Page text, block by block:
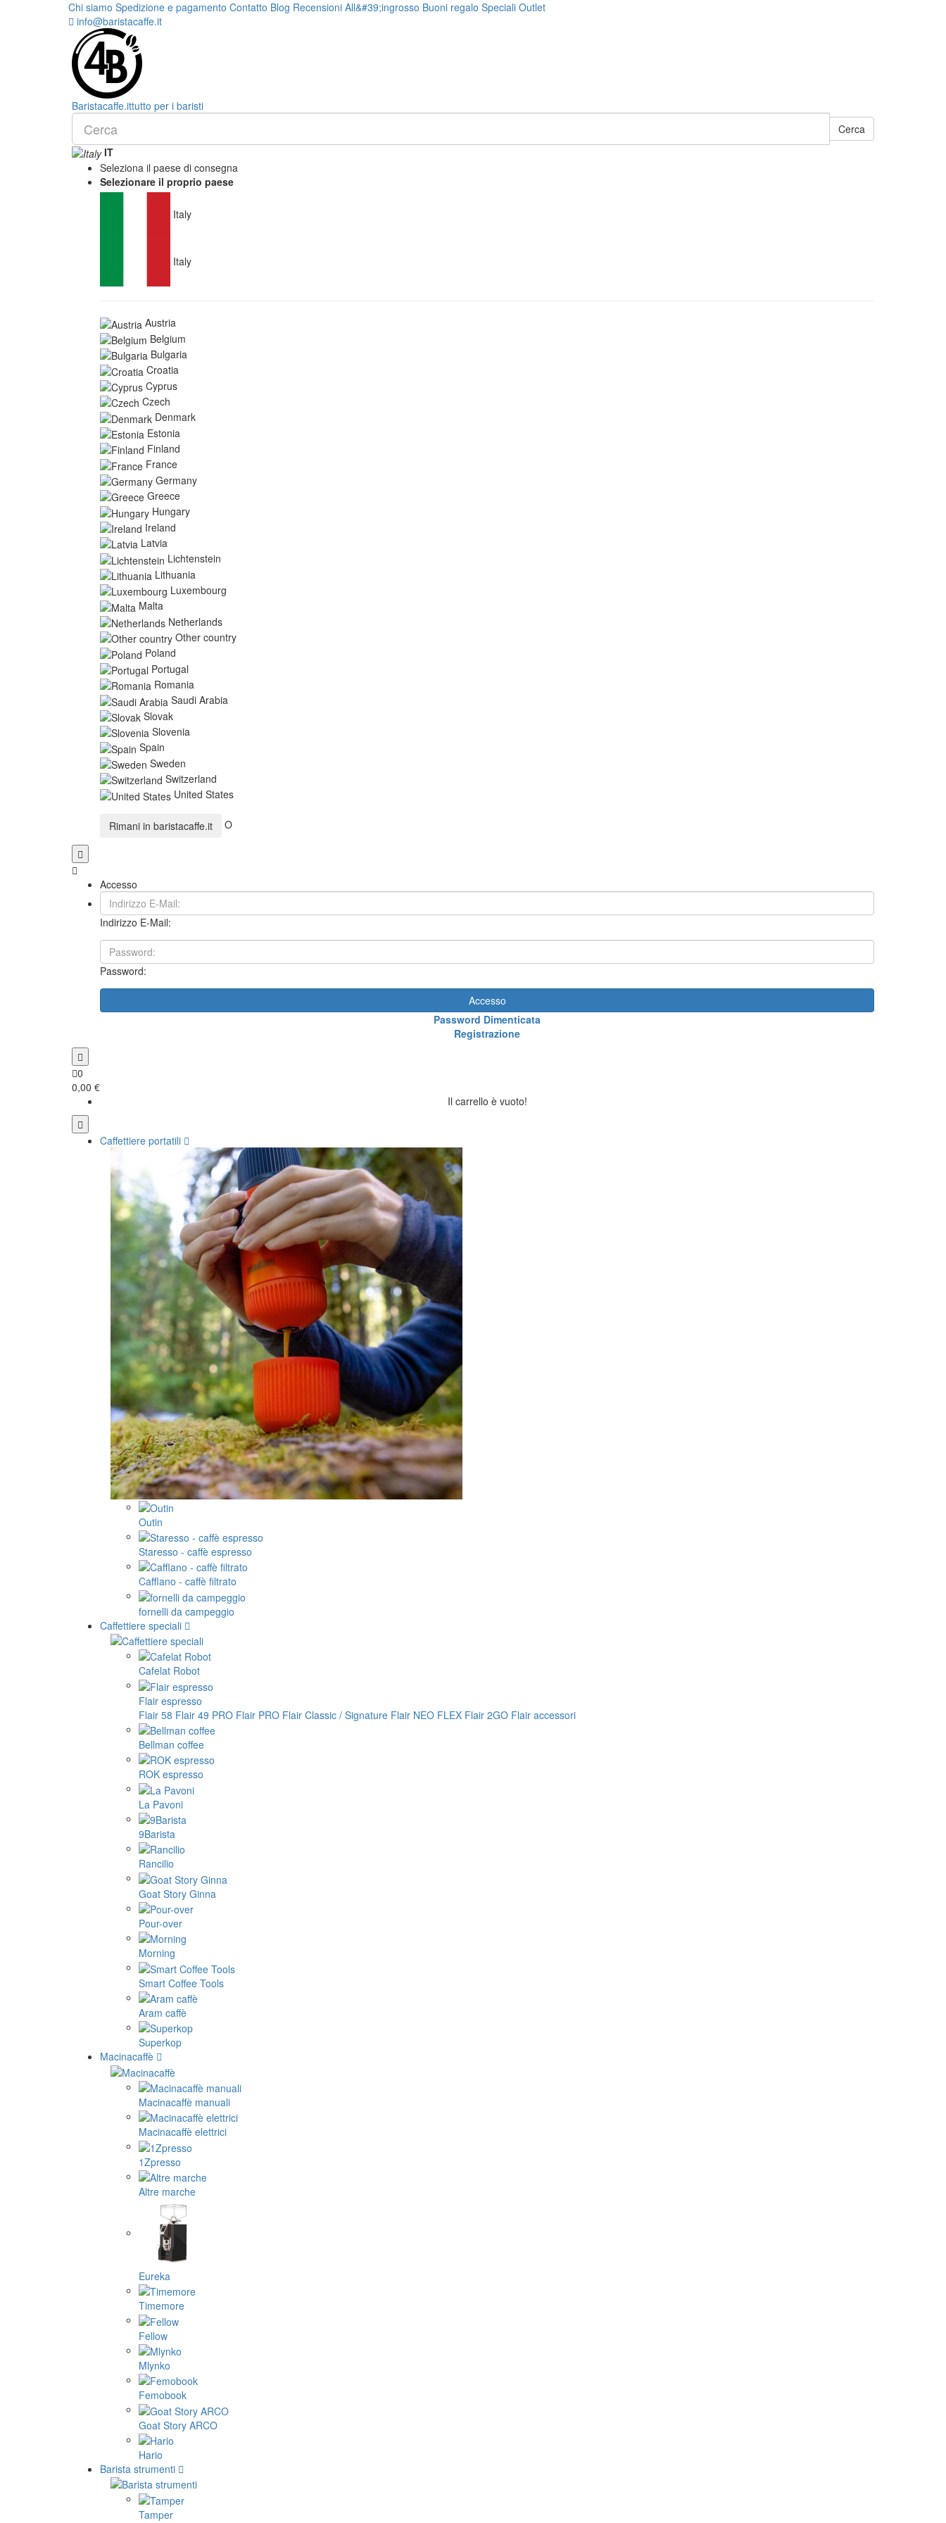
Chi siamo Spedizione e pagamento Contatto Blog Recensioni All&#39;ingrosso Buoni regalo Speciali Outlet
info@baristacaffe.it
Baristacaffe.ittutto per i baristi
Cerca
IT
Seleziona il paese di consegna
Selezionare il proprio paese
Italy
Italy
Austria
Belgium
Bulgaria
Croatia
Cyprus
Czech
Denmark
Estonia
Finland
France
Germany
Greece
Hungary
Ireland
Latvia
Lichtenstein
Lithuania
Luxembourg
Malta
Netherlands
Other country
Poland
Portugal
Romania
Saudi Arabia
Slovak
Slovenia
Spain
Sweden
Switzerland
United States
Rimani in baristacaffe.it O
Accesso
Indirizzo E-Mail:
Password:
Accesso
Password Dimenticata
Registrazione
0
0,00 €
Il carrello è vuoto!
Caffettiere portatili
Outin
Staresso - caffè espresso
Cafflano - caffè filtrato
fornelli da campeggio
Caffettiere speciali
Cafelat Robot
Flair espresso
Flair 58 Flair 49 PRO Flair PRO Flair Classic / Signature Flair NEO FLEX Flair 2GO Flair accessori
Bellman coffee
ROK espresso
La Pavoni
9Barista
Rancilio
Goat Story Ginna
Pour-over
Morning
Smart Coffee Tools
Aram caffè
Superkop
Macinacaffè
Macinacaffè manuali
Macinacaffè elettrici
1Zpresso
Altre marche
Eureka
Timemore
Fellow
Mlynko
Femobook
Goat Story ARCO
Hario
Barista strumenti
Tamper